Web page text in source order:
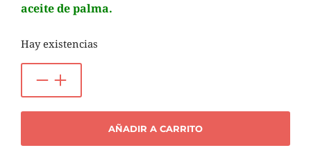
aceite de palma.
Hay existencias
AÑADIR A CARRITO